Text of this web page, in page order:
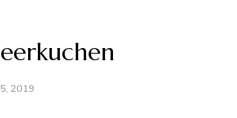
2019